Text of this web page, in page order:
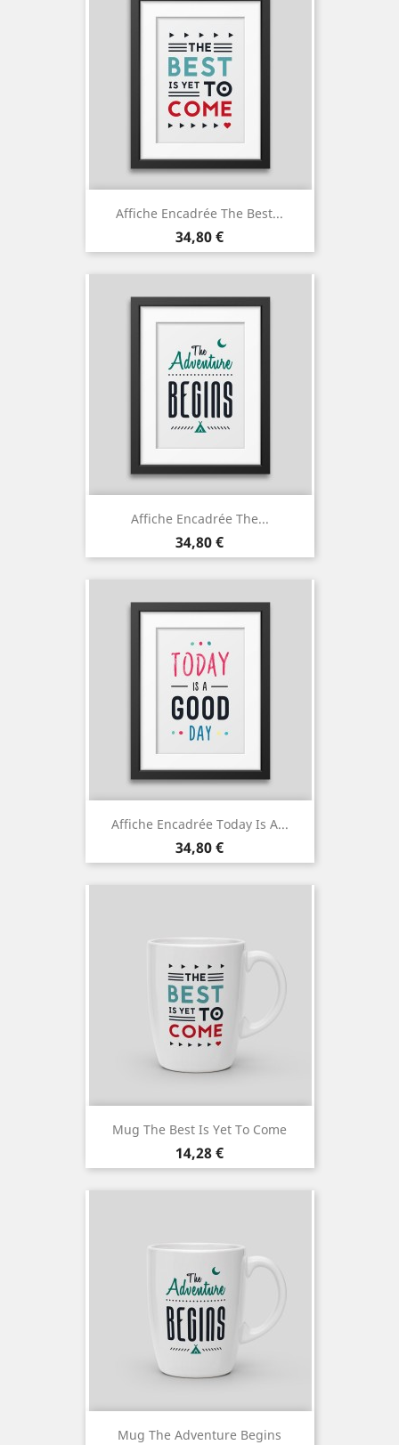
Affiche Encadrée The Best...
Prix
34,80 €
Affiche Encadrée The...
Prix
34,80 €
Affiche Encadrée Today Is A...
Prix
34,80 €
Mug The Best Is Yet To Come
Prix
14,28 €
Mug The Adventure Begins